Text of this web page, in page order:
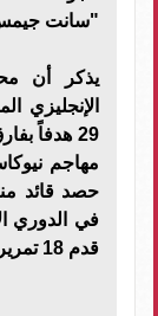
"سانت جيمس
يذكر أن
الإنجليزي
مهاجم
حصد قائد
في الدوري
قدم 18 تمريرة حاسمة.